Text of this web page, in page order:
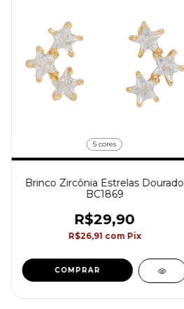
5 cores
Brinco Zircônia Estrelas Dourado
BC1869
R$29,90
R$26,91 com Pix
COMPRAR